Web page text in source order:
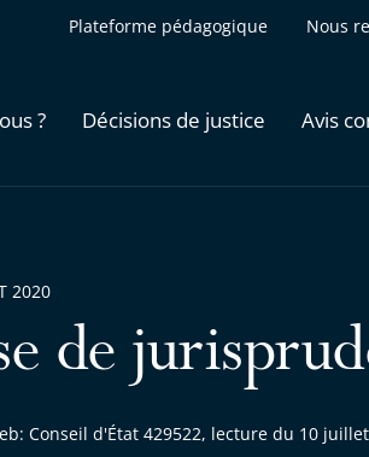
Plateforme pédagogique Nous
? Décisions de justice Avis
de
Conseil d'État 429522, lecture du 10 juillet
2020